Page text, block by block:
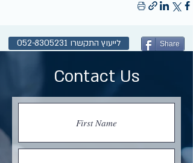
לייעוץ התקשרו 052-8305231 Share
Contact Us